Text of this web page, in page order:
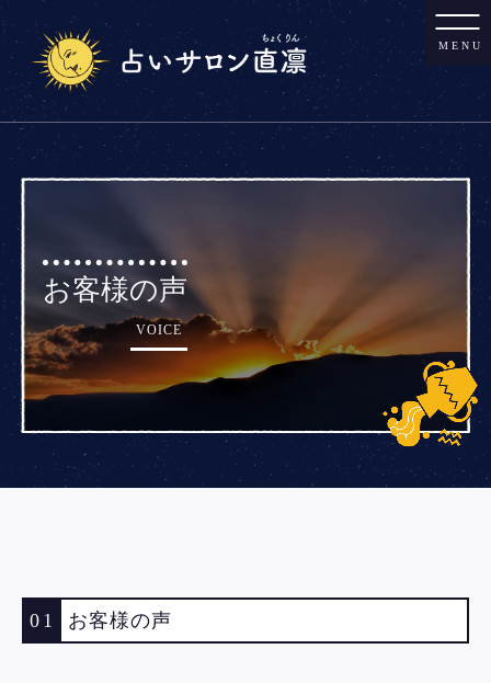
お客様の声
VOICE
01 お客様の声
MENU